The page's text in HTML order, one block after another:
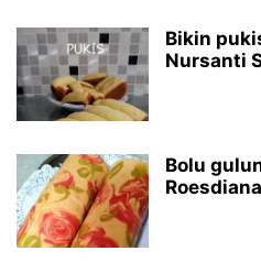
Bikin
Nursanti
Bolu